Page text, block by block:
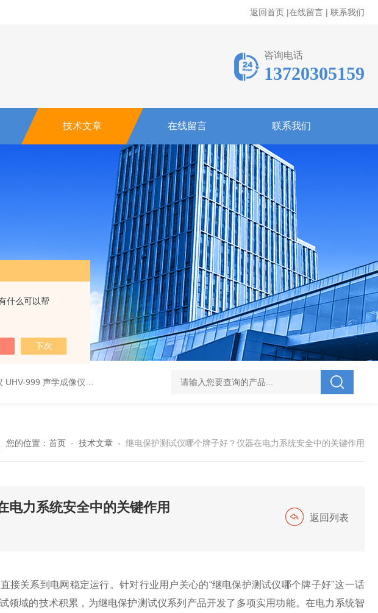
什么可以帮
返回首页 |在线留言 | 联系我们
咨询电话
13720305159
技术文章 在线留言 联系我们
UHV-999 声学成像仪 UHV-995 电力综合试验车 UHV-701 级差配合测试仪 UHV-646 全自动水溶
您的位置： 首页 - 技术文章 - 继电保护测试仪哪个牌子好？仪器在电力系统安全中的关键作用
电力系统安全中的关键作用
返回列表
接关系到电网稳定运行。针对行业用户关心的“继电保护测试仪哪个牌子好"这一话
领域的技术积累，为继电保护测试仪系列产品开发了多项实用功能。在电力系统智